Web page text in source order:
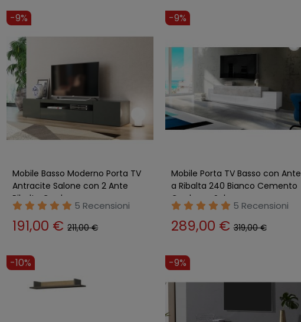
-9%
Mobile Basso Moderno Porta TV
Antracite Salone con 2 Ante
Ribalta Credenza
5 Recensioni
191,00 €211,00 €
-9%
Mobile Porta TV Basso con Ante
a Ribalta 240 Bianco Cemento
Credenza Salone
5 Recensioni
289,00 €319,00 €
-10% -9%